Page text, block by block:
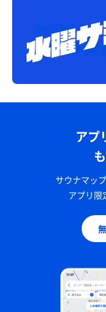
アプ
サウナマッ
アプリ限